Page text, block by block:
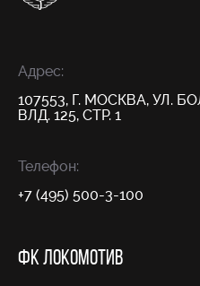
Адрес:
107553, Г. МОСКВА, УЛ.
ВЛД. 125, СТР. 1
Телефон:
+7 (495) 500-3-100
ФК ЛОКОМОТИВ